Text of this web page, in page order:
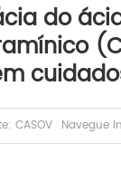
do
CASOV Navegue